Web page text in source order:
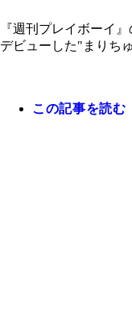
『週刊プレイボーイ
デビューした"まりち
この記事を読む